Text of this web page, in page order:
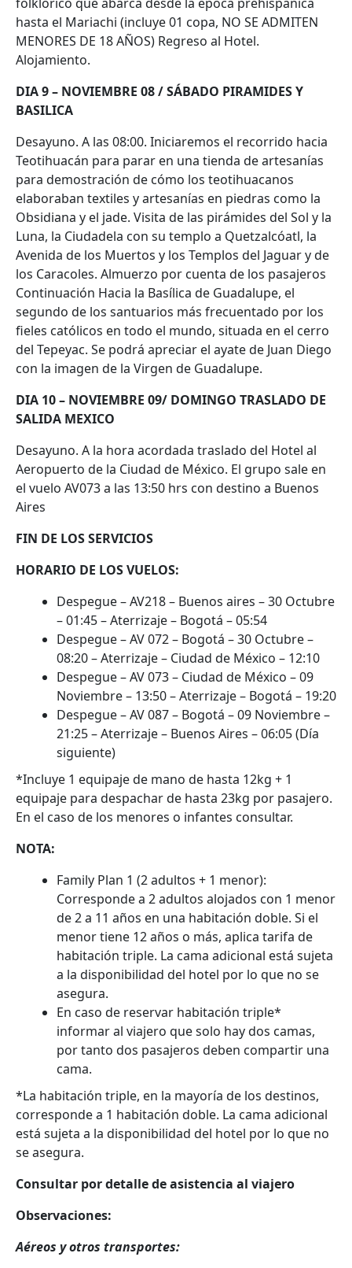
hasta el Mariachi (incluye 01 copa, NO SE ADMITEN
MENORES DE 18 AÑOS) Regreso al Hotel.
Alojamiento.
DIA 9 – NOVIEMBRE 08 / SÁBADO PIRAMIDES Y
BASILICA
Desayuno. A las 08:00. Iniciaremos el recorrido hacia
Teotihuacán para parar en una tienda de artesanías
para demostración de cómo los teotihuacanos
elaboraban textiles y artesanías en piedras como la
Obsidiana y el jade. Visita de las pirámides del Sol y la
Luna, la Ciudadela con su templo a Quetzalcóatl, la
Avenida de los Muertos y los Templos del Jaguar y de
los Caracoles. Almuerzo por cuenta de los pasajeros
Continuación Hacia la Basílica de Guadalupe, el
segundo de los santuarios más frecuentado por los
fieles católicos en todo el mundo, situada en el cerro
del Tepeyac. Se podrá apreciar el ayate de Juan Diego
con la imagen de la Virgen de Guadalupe.
DIA 10 – NOVIEMBRE 09/ DOMINGO TRASLADO DE
SALIDA MEXICO
Desayuno. A la hora acordada traslado del Hotel al
Aeropuerto de la Ciudad de México. El grupo sale en
el vuelo AV073 a las 13:50 hrs con destino a Buenos
Aires
FIN DE LOS SERVICIOS
HORARIO DE LOS VUELOS:
Despegue – AV218 – Buenos aires – 30 Octubre
– 01:45 – Aterrizaje – Bogotá – 05:54
Despegue – AV 072 – Bogotá – 30 Octubre –
08:20 – Aterrizaje – Ciudad de México – 12:10
Despegue – AV 073 – Ciudad de México – 09
Noviembre – 13:50 – Aterrizaje – Bogotá – 19:20
Despegue – AV 087 – Bogotá – 09 Noviembre –
21:25 – Aterrizaje – Buenos Aires – 06:05 (Día
siguiente)
*Incluye 1 equipaje de mano de hasta 12kg + 1
equipaje para despachar de hasta 23kg por pasajero.
En el caso de los menores o infantes consultar.
NOTA:
Family Plan 1 (2 adultos + 1 menor):
Corresponde a 2 adultos alojados con 1 menor
de 2 a 11 años en una habitación doble. Si el
menor tiene 12 años o más, aplica tarifa de
habitación triple. La cama adicional está sujeta
a la disponibilidad del hotel por lo que no se
asegura.
En caso de reservar habitación triple*
informar al viajero que solo hay dos camas,
por tanto dos pasajeros deben compartir una
cama.
*La habitación triple, en la mayoría de los destinos,
corresponde a 1 habitación doble. La cama adicional
está sujeta a la disponibilidad del hotel por lo que no
se asegura.
Consultar por detalle de asistencia al viajero
Observaciones:
Aéreos y otros transportes: